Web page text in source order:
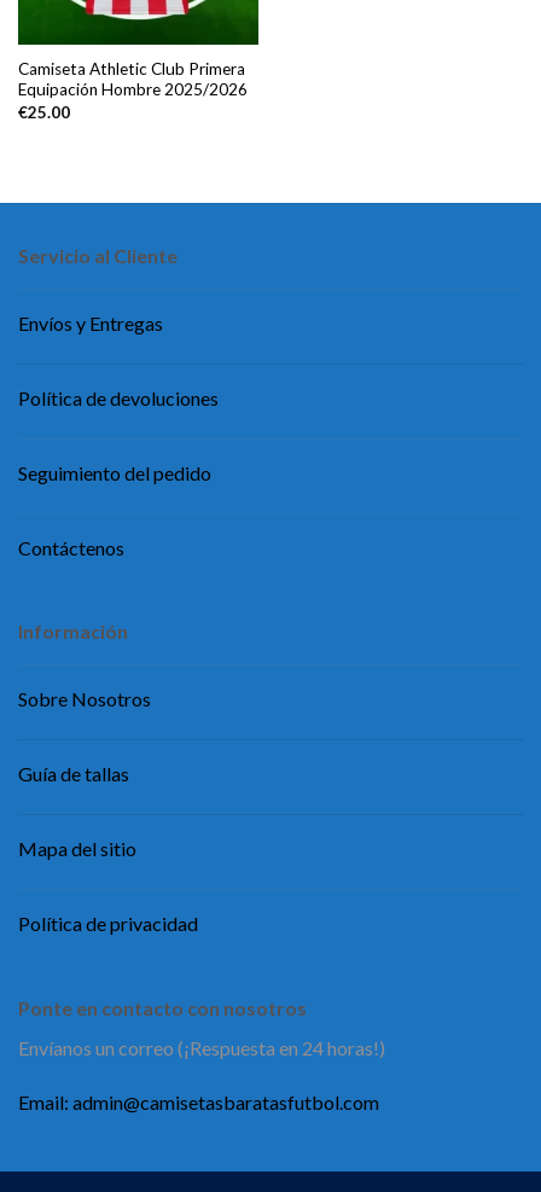
Camiseta Athletic Club Primera
Equipación Hombre 2025/2026
€25.00
Servicio al Cliente
Envíos y Entregas
Política de devoluciones
Seguimiento del pedido
Contáctenos
Información
Sobre Nosotros
Guía de tallas
Mapa del sitio
Política de privacidad
Ponte en contacto con nosotros
Envíanos un correo (¡Respuesta en 24 horas!)
Email: admin@camisetasbaratasfutbol.com